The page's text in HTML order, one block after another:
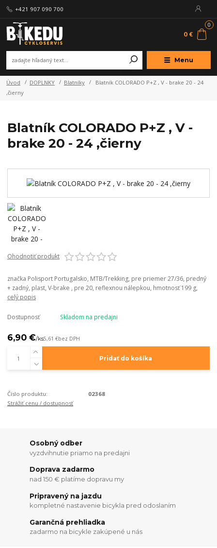
Menu
+421 907 090 700
0
0 €
Úvod DOPLNKY Blatníky
Blatník COLORADO P+Z , V - brake 20 - 24
,čierny
Blatník COLORADO P+Z , V -
brake 20 - 24 ,čierny
Ohodnotiť produkt
značka Polisport Portugalsko, MTB/Trekking, pre priemer 27/36, predný
+ zadný, plast, V-brake , pre 20, reflexnou nálepkou, hmotnosť 199 g,
celý popis
Dostupnosť Skladom na predajni
6,90 €/ks5,61 €bez DPH
Pridať do košíka
Číslo produktu:
02368
Strážiť cenu / dostupnosť
Osobný odber
vyzdvihnutie priamo na predajni
Doprava zadarmo
nad 150 € platíme dopravu my
Pripravený na jazdu
kompletné nastavenie bicykla pred odoslaním
Garančná prehliadka
zadarmo na bicykle zakúpené u nás